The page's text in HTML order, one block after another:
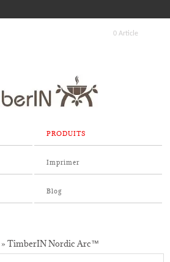
0 Article
PRODUITS
Imprimer
Blog
» TimberIN Nordic Arc™